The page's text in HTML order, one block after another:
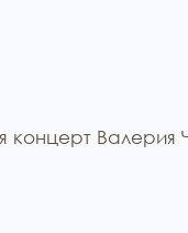
концерт Валерия